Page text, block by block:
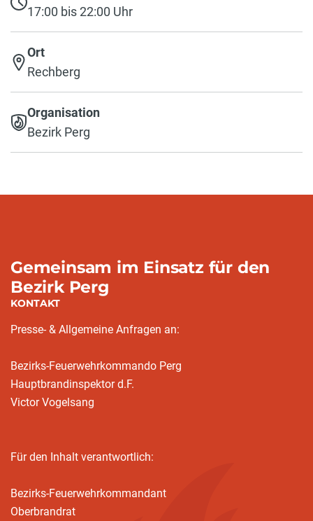
17:00 bis 22:00 Uhr
Ort
Rechberg
Organisation
Bezirk Perg
Gemeinsam im Einsatz für den
Bezirk Perg
KONTAKT
Presse- & Allgemeine Anfragen an:
Bezirks-Feuerwehrkommando Perg
Hauptbrandinspektor d.F.
Victor Vogelsang
Für den Inhalt verantwortlich:
Bezirks-Feuerwehrkommandant
Oberbrandrat